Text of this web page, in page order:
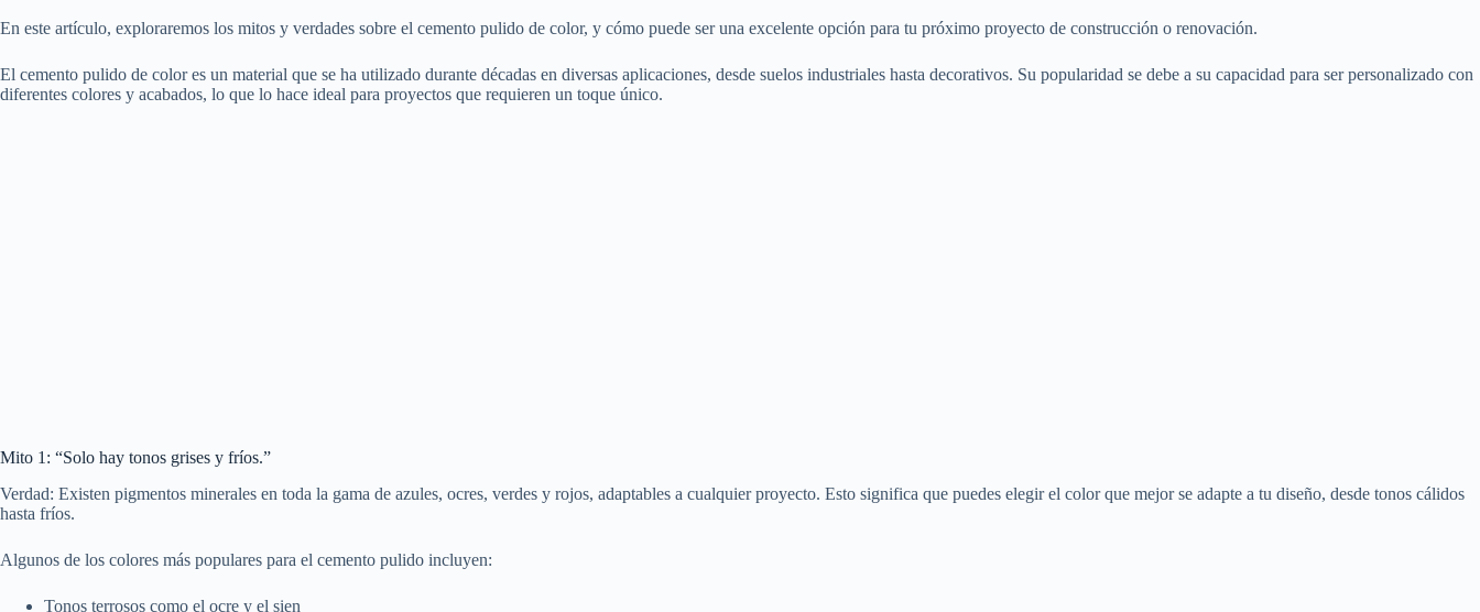
En este artículo, exploraremos los mitos y verdades sobre el cemento pulido de color, y cómo puede ser una excelente opción para tu próximo proyecto de construcción o renovación.
El cemento pulido de color es un material que se ha utilizado durante décadas en diversas aplicaciones, desde suelos industriales hasta decorativos. Su popularidad se debe a su capacidad para ser personalizado con
diferentes colores y acabados, lo que lo hace ideal para proyectos que requieren un toque único.
Mito 1: “Solo hay tonos grises y fríos.”
Verdad: Existen pigmentos minerales en toda la gama de azules, ocres, verdes y rojos, adaptables a cualquier proyecto. Esto significa que puedes elegir el color que mejor se adapte a tu diseño, desde tonos cálidos
hasta fríos.
Algunos de los colores más populares para el cemento pulido incluyen:
Tonos terrosos como el ocre y el sien